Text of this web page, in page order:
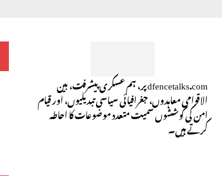
dfencetalks.com پر، ہم عسکری پیشرفت، بین
الاقوامی معاہدوں، جغرافیائی سیاسی تبدیلیوں، اور قیام
امن کی کوششوں سمیت متعدد موضوعات کا احاطہ
کرتے ہیں۔